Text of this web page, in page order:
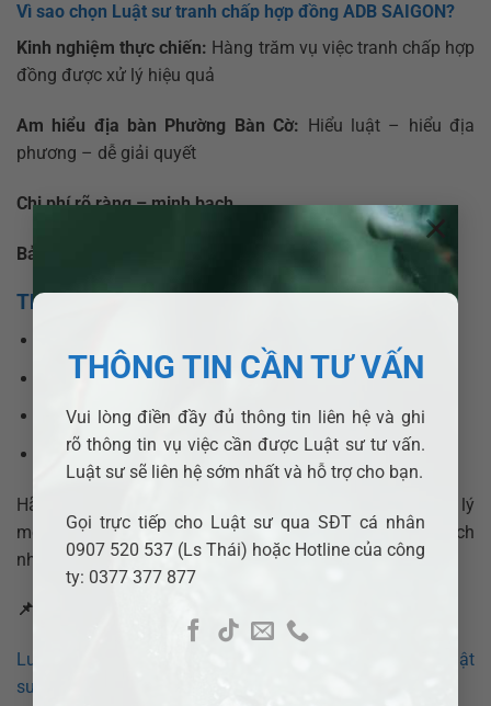
THÔNG TIN CẦN TƯ VẤN
Vui lòng điền đầy đủ thông tin liên hệ và ghi
rõ thông tin vụ việc cần được Luật sư tư vấn.
Luật sư sẽ liên hệ sớm nhất và hỗ trợ cho bạn.
Gọi trực tiếp cho Luật sư qua SĐT cá nhân
0907 520 537 (Ls Thái) hoặc Hotline của công
ty: 0377 377 877
×
Vì sao chọn Luật sư tranh chấp hợp đồng ADB SAIGON?
Kinh nghiệm thực chiến: Hàng trăm vụ việc tranh chấp hợp
đồng được xử lý hiệu quả
Am hiểu địa bàn Phường Bàn Cờ: Hiểu luật – hiểu địa
phương – dễ giải quyết
Chi phí rõ ràng – minh bạch
Bảo mật tuyệt đối thông tin khách hàng
Thông tin liên hệ Luật sư ADB SAIGON
Web:adbsaigon.com
Email:info@adbsaigon.com
Fanpage: Pháp lý nhanh VN
Hãy để
đồng hành, hỗ trợ bạn xử lý
mọi tranh chấp hợp đồng tạiPhường Bàn Cờmột cách
nhanh chóng, hiệu quả và đúng pháp luật.
📌
Luật sư tranh chấp hợp đồng tại Phường Tân Định? Luật
sư giỏi Adb Saigon